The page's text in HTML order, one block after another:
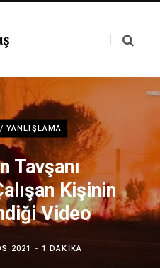
YANLIŞLAMA
Tavşanı
Kişinin
Video
2021 1 DAKIKA